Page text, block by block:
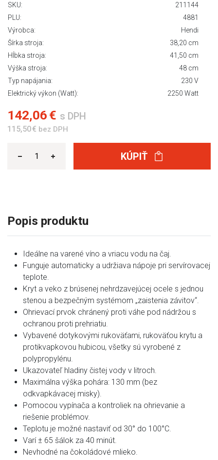
SKU:
211144
PLU:
4881
Výrobca:
Hendi
Šírka stroja:
38,20 cm
Hĺbka stroja:
41,50 cm
Výška stroja:
48 cm
Typ napájania:
230 V
Elektrický výkon (Watt):
2250 Watt
142,06 € s DPH
115,50 € bez DPH
KÚPIŤ
Popis produktu
Ideálne na varené víno a vriacu vodu na čaj.
Funguje automaticky a udržiava nápoje pri servírovacej
teplote.
Kryt a veko z brúsenej nehrdzavejúcej ocele s jednou
stenou a bezpečným systémom „zaistenia závitov“.
Ohrievací prvok chránený proti váhe pod nádržou s
ochranou proti prehriatiu.
Vybavené dotykovými rukoväťami, rukoväťou krytu a
protikvapkovou hubicou, všetky sú vyrobené z
polypropylénu.
Ukazovateľ hladiny čistej vody v litroch.
Maximálna výška pohára: 130 mm (bez
odkvapkávacej misky).
Pomocou vypínača a kontroliek na ohrievanie a
riešenie problémov.
Teplotu je možné nastaviť od 30° do 100°C.
Varí ± 65 šálok za 40 minút.
Nevhodné na čokoládové mlieko.